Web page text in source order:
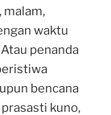
malam,
waktu
penanda
bencana
kuno,